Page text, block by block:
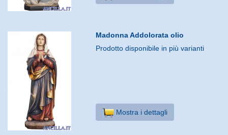
Madonna Addolorata olio
Prodotto disponibile in più varianti
Mostra i dettagli